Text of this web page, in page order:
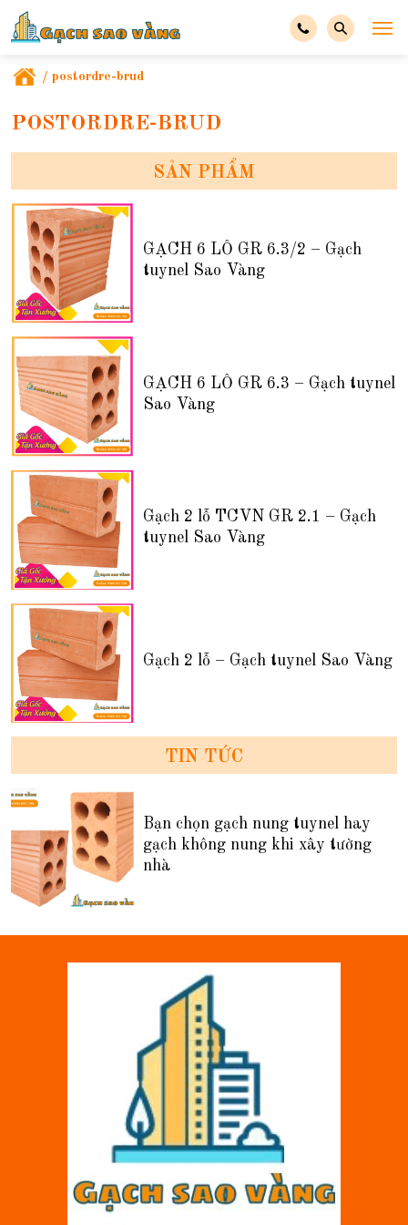
/ postordre-brud
POSTORDRE-BRUD
SẢN PHẨM
GẠCH 6 LỖ GR 6.3/2 – Gạch
tuynel Sao Vàng
GẠCH 6 LỖ GR 6.3 – Gạch tuynel
Sao Vàng
Gạch 2 lỗ TCVN GR 2.1 – Gạch
tuynel Sao Vàng
Gạch 2 lỗ – Gạch tuynel Sao Vàng
TIN TỨC
Bạn chọn gạch nung tuynel hay
gạch không nung khi xây tường
nhà